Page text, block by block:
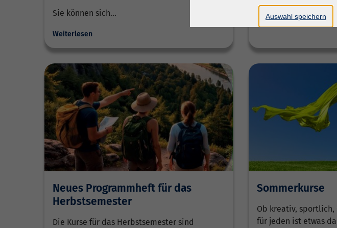
Sie können sich…
Weiterlesen
Neues Programmheft für das
Herbstsemester
Die Kurse für das Herbstsemester sind
Sommerkurse
Ob kreativ,
für jeden ist etwas
Auswahl speichern